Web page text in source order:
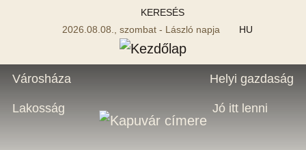
KERESÉS
2026.08.08., szombat - László napja
HU
Városháza
Lakosság
Helyi gazdaság
Jó itt lenni